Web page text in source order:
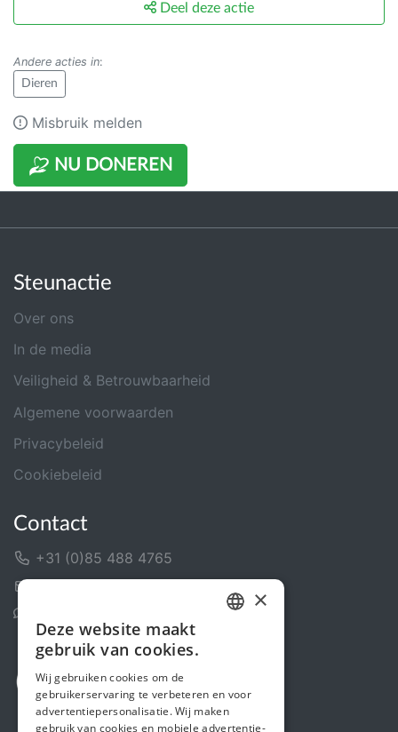
NU DONEREN
Deel deze actie
Andere acties in:
Dieren
Misbruik melden
Steunactie
Over ons
In de media
Veiligheid & Betrouwbaarheid
Algemene voorwaarden
Privacybeleid
Cookiebeleid
Contact
+31 (0)85 488 4765
ENGLISH
×
Deze website maakt
gebruik van cookies.
Wij gebruiken cookies om de
gebruikerservaring te verbeteren en voor
advertentiepersonalisatie. Wij maken
gebruik van cookies en mobiele advertentie-